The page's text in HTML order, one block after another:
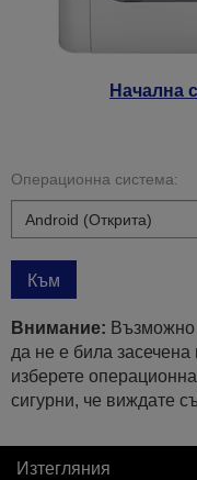
Начална
Операционна система:
Към
Внимание:
да не е била
изберете
сигурни, че виждате
Изтегляния